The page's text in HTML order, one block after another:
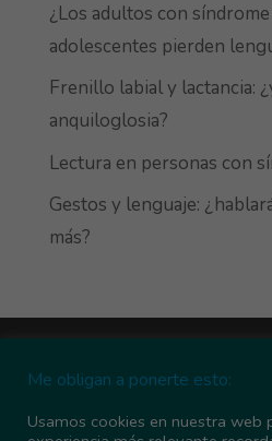
¿Los adultos con
adolescentes pierden
Frenillo labial y lactancia:
anquiloglosia?
Lectura en personas con
Gestos y lenguaje:
más?
Política de cookies
Contacta conmigo
Me obligan a ponerte esto:
Usamos cookies en nuestra web